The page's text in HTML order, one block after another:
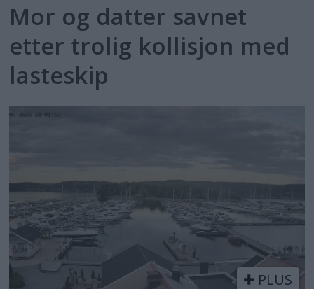
Mor og datter savnet
etter trolig kollisjon med
lasteskip
PLUS